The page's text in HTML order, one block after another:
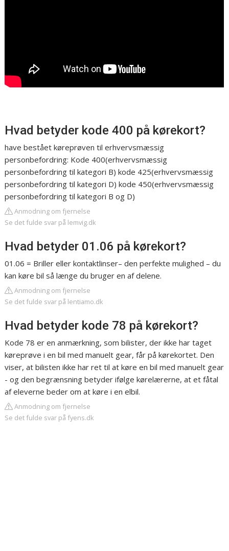
Hvad betyder kode 400 på kørekort?
have bestået køreprøven til erhvervsmæssig
personbefordring: Kode 400(erhvervsmæssig
personbefordring til kategori B) kode 425(erhvervsmæssig
personbefordring til kategori D) kode 450(erhvervsmæssig
personbefordring til kategori B og D)
Anmodning om fjernelse
Se det fulde svar på lemvig.dk
Hvad betyder 01.06 på kørekort?
01.06 = Briller eller kontaktlinser– den perfekte mulighed – du
kan køre bil så længe du bruger en af delene.
Anmodning om fjernelse
Se det fulde svar på lentiamo.dk
Hvad betyder kode 78 på kørekort?
Kode 78 er en anmærkning, som bilister, der ikke har taget
køreprøve i en bil med manuelt gear, får på kørekortet. Den
viser, at bilisten ikke har ret til at køre en bil med manuelt gear
- og den begrænsning betyder ifølge kørelærerne, at et fåtal
af eleverne beder om at køre i en elbil.
Anmodning om fjernelse
Se det fulde svar på fyens.dk